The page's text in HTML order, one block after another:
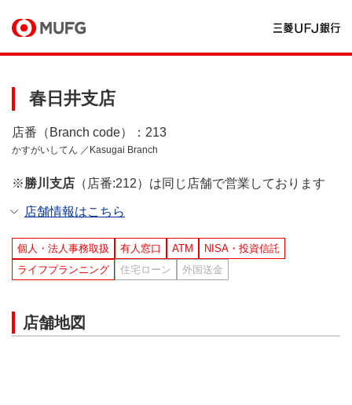
春日井支店
店番（Branch code）：213
かすがいしてん ／Kasugai Branch
※勝川支店 （店番:212）は同じ店舗で営業しております
店舗情報はこちら
個人・法人事務取扱 有人窓口 ATM
NISA・投資信託
ライフプランニング
住宅ローン 外国送金
店舗地図